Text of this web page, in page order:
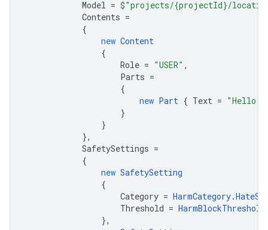
Model = $"projects/{projectId}/
Contents =
{
new Content
{
Role = "USER" ,
Parts =
{
new Part { Text = "Hello!"
}
}
},
SafetySettings =
{
new SafetySetting
{
Category = HarmCategory.
Threshold = HarmBlockThreshold
},